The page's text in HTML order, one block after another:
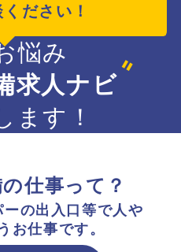
ださい！
悩み
求人ナビ
ます！
仕事って？
の出入口等で人や
お仕事です。